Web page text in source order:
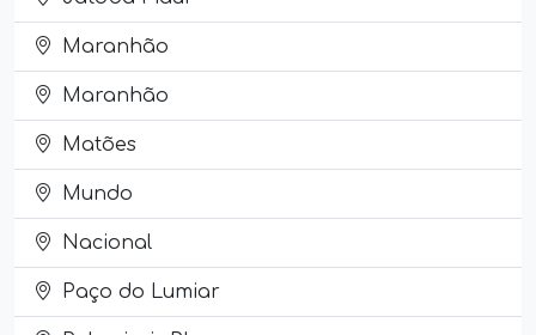
Maranhão
Maranhão
Matões
Mundo
Nacional
Paço do Lumiar